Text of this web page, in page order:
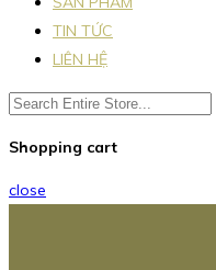
TIN TỨC
LIÊN HỆ
Shopping cart
close